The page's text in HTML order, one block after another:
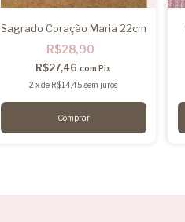
Sagrado Coração Maria 22cm
R$28,90
R$27,46 com Pix
2 xde R$14,45 sem juros